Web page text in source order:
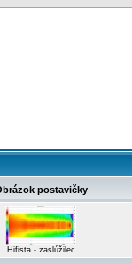
postavičky
Hifista - zaslúžilec